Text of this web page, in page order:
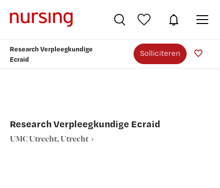
Research Verpleegkundige
Ecraid
Solliciteren
Research Verpleegkundige Ecraid
UMC Utrecht, Utrecht